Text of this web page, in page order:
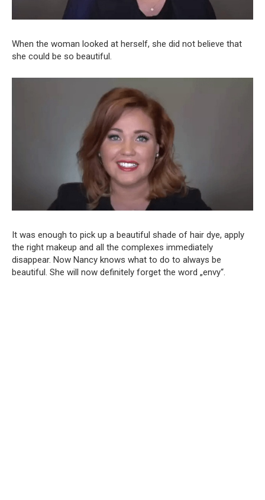
When the woman looked at herself, she did not believe that
she could be so beautiful.
It was enough to pick up a beautiful shade of hair dye, apply
the right makeup and all the complexes immediately
disappear. Now Nancy knows what to do to always be
beautiful. She will now definitely forget the word „envy“.